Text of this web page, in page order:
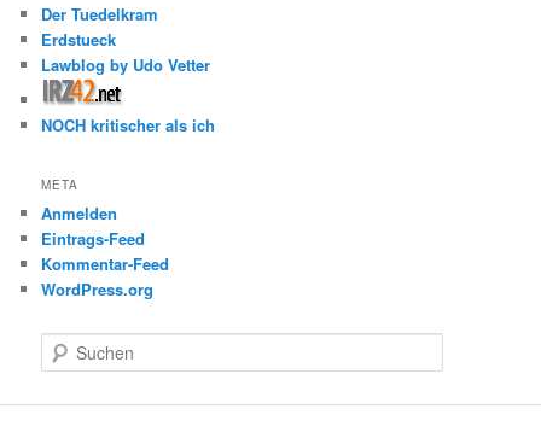
Der Tuedelkram
Erdstueck
Lawblog by Udo Vetter
NOCH kritischer als ich
META
Anmelden
Eintrags-Feed
Kommentar-Feed
WordPress.org
u